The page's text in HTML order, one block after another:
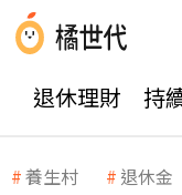
退休理財 持
養生村 退休金